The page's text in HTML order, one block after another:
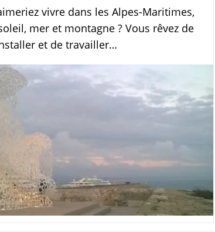
vivre dans les Alpes-Maritimes,
mer et montagne ? Vous rêvez de
et de travailler…